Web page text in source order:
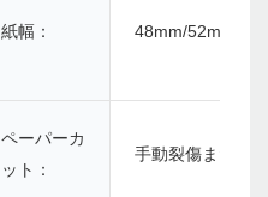
紙幅： 48mm/52mm/
ペーパーカ
ット：
手動裂傷または